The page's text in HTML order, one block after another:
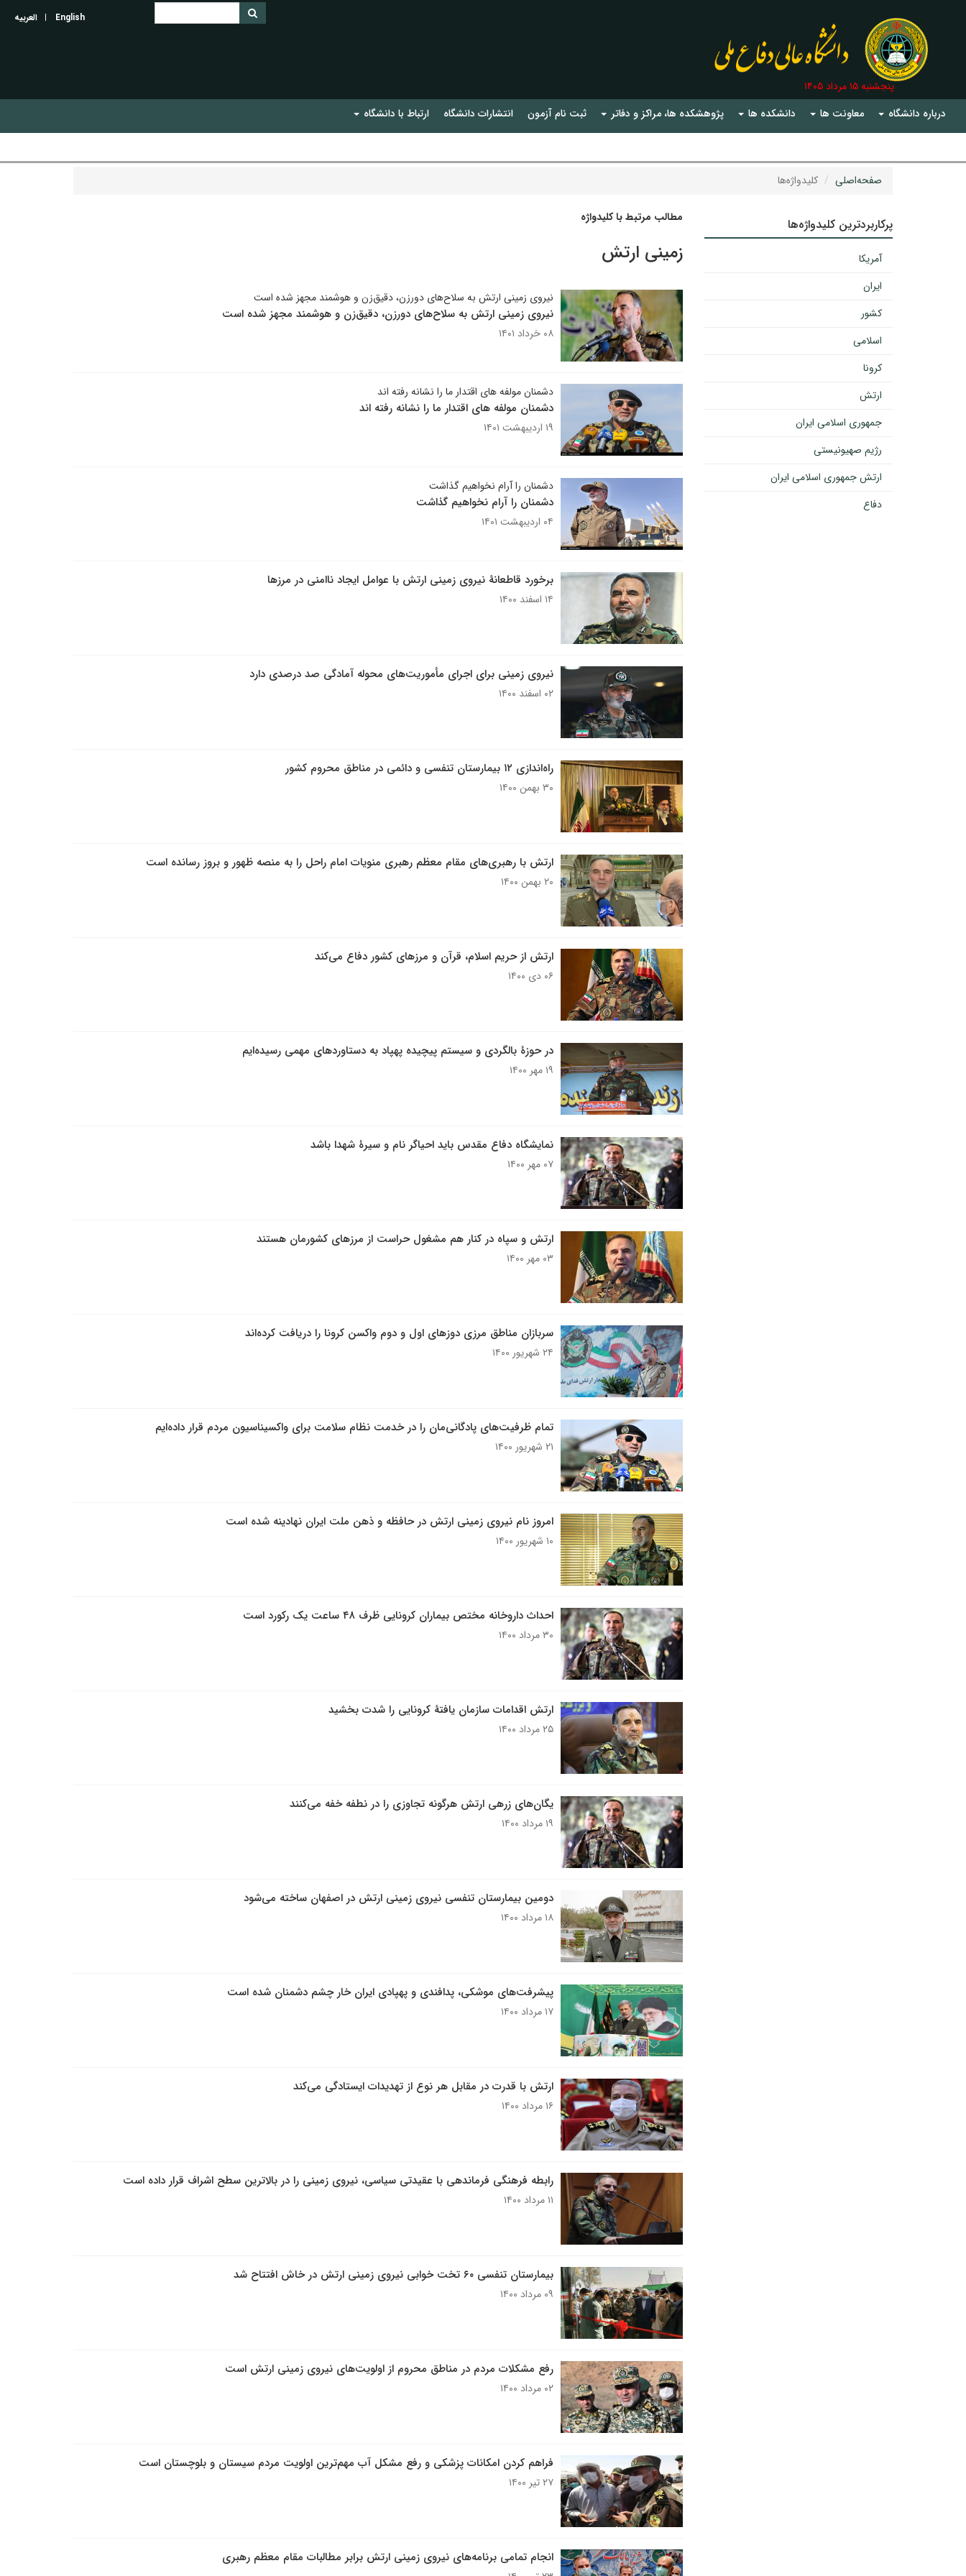
English العربیه
درباره دانشگاه معاونت ها دانشکده ها پژوهشکده ها، مراکز و دفاتر ثبت نام آزمون انتشارات دانشگاه ارتباط با دانشگاه
پنجشنبه ۱۵ مرداد ۱۴۰۵
صفحه‌اصلی کلیدواژه‌ها
مطالب مرتبط با کلیدواژه
زمینی ارتش
نیروی زمینی ارتش به سلا‌ح‌های دورزن، دقیق‌زن و هوشمند مجهز شده است
نیروی زمینی ارتش به سلا‌ح‌های دورزن، دقیق‌زن و هوشمند مجهز شده است
۰۸ خرداد ۱۴۰۱
دشمنان مولفه های اقتدار ما را نشانه رفته اند
دشمنان مولفه های اقتدار ما را نشانه رفته اند
۱۹ اردیبهشت ۱۴۰۱
دشمنان را آرام نخواهیم گذاشت
دشمنان را آرام نخواهیم گذاشت
۰۴ اردیبهشت ۱۴۰۱
برخورد قاطعانۀ نیروی زمینی ارتش با عوامل ایجاد ناامنی در مرزها
۱۴ اسفند ۱۴۰۰
نیروی زمینی برای اجرای مأموریت‌های محوله آمادگی صد درصدی دارد
۰۲ اسفند ۱۴۰۰
راه‌اندازی ۱۲ بیمارستان تنفسی و دائمی در مناطق محروم کشور
۳۰ بهمن ۱۴۰۰
ارتش با رهبری‌های مقام معظم رهبری منویات امام راحل را به منصه ظهور و بروز رسانده است
۲۰ بهمن ۱۴۰۰
ارتش از حریم اسلام، قرآن و مرزهای کشور دفاع می‌کند
۰۶ دی ۱۴۰۰
در حوزۀ بالگردی و سیستم پیچیده پهپاد به دستاوردهای مهمی رسیده‌ایم
۱۹ مهر ۱۴۰۰
نمایشگاه دفاع مقدس باید احیاگر نام و سیرۀ شهدا باشد
۰۷ مهر ۱۴۰۰
ارتش و سپاه در کنار هم مشغول حراست از مرز‌های کشورمان هستند
۰۳ مهر ۱۴۰۰
سربازان مناطق مرزی دوزهای اول و دوم واکسن کرونا را دریافت کرده‌اند
۲۴ شهریور ۱۴۰۰
تمام ظرفیت‌های پادگانی‌مان را در خدمت نظام سلامت برای واکسیناسیون مردم قرار داده‌ایم
۲۱ شهریور ۱۴۰۰
امروز نام نیروی زمینی ارتش در حافظه و ذهن ملت ایران نهادینه شده است
۱۰ شهریور ۱۴۰۰
احداث داروخانه مختص بیماران کرونایی ظرف ۴۸ ساعت یک رکورد است
۳۰ مرداد ۱۴۰۰
ارتش اقدامات سازمان یافتۀ کرونایی را شدت بخشید
۲۵ مرداد ۱۴۰۰
یگان‌های زرهی ارتش هرگونه تجاوزی را در نطفه خفه می‌کنند
۱۹ مرداد ۱۴۰۰
دومین بیمارستان تنفسی نیروی زمینی ارتش در اصفهان ساخته می‌شود
۱۸ مرداد ۱۴۰۰
پیشرفت‌های موشکی، پدافندی و پهپادی ایران خار چشم دشمنان شده است
۱۷ مرداد ۱۴۰۰
ارتش با قدرت در مقابل هر نوع از تهدیدات ایستادگی می‌کند
۱۶ مرداد ۱۴۰۰
رابطه فرهنگی فرماندهی با عقیدتی سیاسی، نیروی زمینی را در بالاترین سطح اشراف قرار داده است
۱۱ مرداد ۱۴۰۰
بیمارستان تنفسی ۶۰ تخت خوابی نیروی زمینی ارتش در خاش افتتاح شد
۰۹ مرداد ۱۴۰۰
رفع مشکلات مردم در مناطق محروم از اولویت‌های نیروی زمینی ارتش است
۰۲ مرداد ۱۴۰۰
فراهم کردن امکانات پزشکی و رفع مشکل آب مهم‌ترین اولویت مردم سیستان و بلوچستان است
۲۷ تیر ۱۴۰۰
انجام تمامی برنامه‌های نیروی زمینی ارتش برابر مطالبات مقام معظم رهبری
پرکاربردترین کلیدواژه‌ها
آمریکا
ایران
کشور
اسلامی
کرونا
ارتش
جمهوری اسلامی ایران
رژیم صهیونیستی
ارتش جمهوری اسلامی ایران
دفاع